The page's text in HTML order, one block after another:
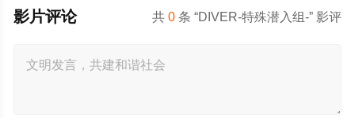
共0 条 “DIVER-特殊潜入组-” 影评
影片评论